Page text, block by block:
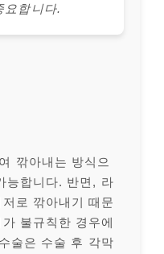
요합니다.
깎아내는 방식으
능합니다. 반면, 라
로 깎아내기 때문
불규칙한 경우에
술은 수술 후 각막